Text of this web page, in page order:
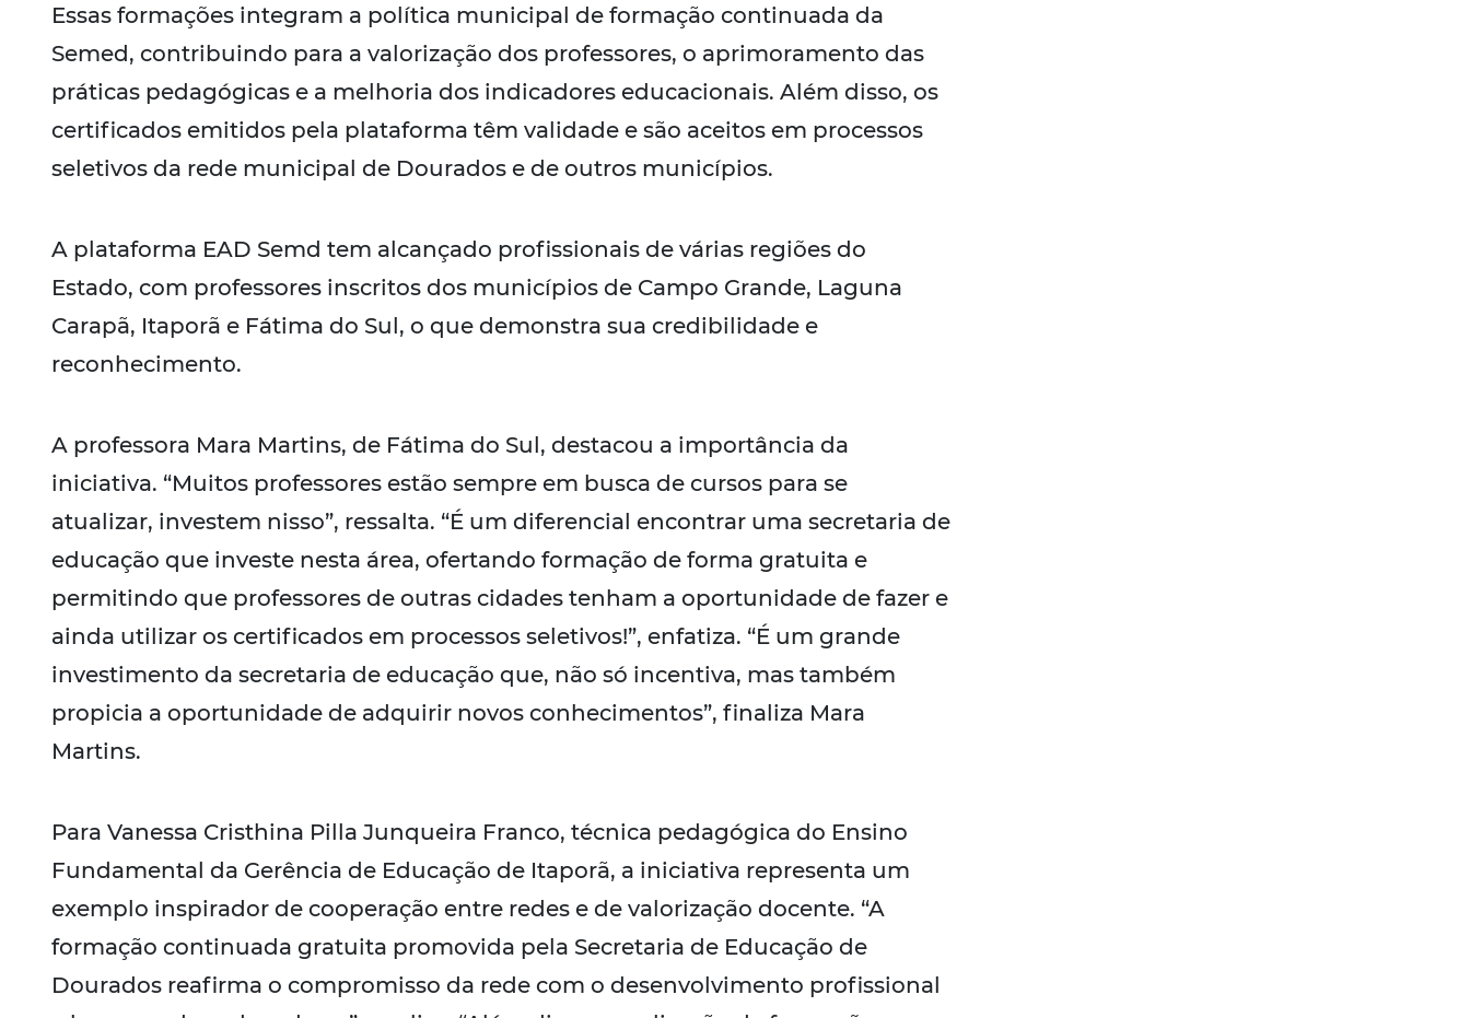
Essas formações integram a política municipal de formação continuada da
Semed, contribuindo para a valorização dos professores, o aprimoramento das
práticas pedagógicas e a melhoria dos indicadores educacionais. Além disso, os
certificados emitidos pela plataforma têm validade e são aceitos em processos
seletivos da rede municipal de Dourados e de outros municípios.
A plataforma EAD Semd tem alcançado profissionais de várias regiões do
Estado, com professores inscritos dos municípios de Campo Grande, Laguna
Carapã, Itaporã e Fátima do Sul, o que demonstra sua credibilidade e
reconhecimento.
A professora Mara Martins, de Fátima do Sul, destacou a importância da
iniciativa. “Muitos professores estão sempre em busca de cursos para se
atualizar, investem nisso”, ressalta. “É um diferencial encontrar uma secretaria de
educação que investe nesta área, ofertando formação de forma gratuita e
permitindo que professores de outras cidades tenham a oportunidade de fazer e
ainda utilizar os certificados em processos seletivos!”, enfatiza. “É um grande
investimento da secretaria de educação que, não só incentiva, mas também
propicia a oportunidade de adquirir novos conhecimentos”, finaliza Mara
Martins.
Para Vanessa Cristhina Pilla Junqueira Franco, técnica pedagógica do Ensino
Fundamental da Gerência de Educação de Itaporã, a iniciativa representa um
exemplo inspirador de cooperação entre redes e de valorização docente. “A
formação continuada gratuita promovida pela Secretaria de Educação de
Dourados reafirma o compromisso da rede com o desenvolvimento profissional